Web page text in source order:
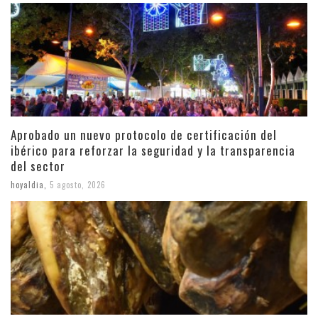
Aprobado un nuevo protocolo de certificación del
ibérico para reforzar la seguridad y la transparencia
del sector
hoyaldia 5 agosto, 2026